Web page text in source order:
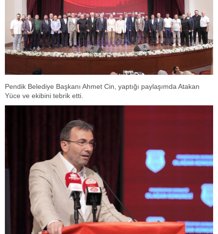
Pendik Belediye Başkanı Ahmet Cin, yaptığı paylaşımda Atakan
Yüce ve ekibini tebrik etti.